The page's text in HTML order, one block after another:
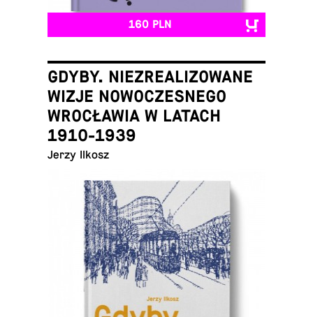
160 PLN
GDYBY. NIEZREALIZOWANE
WIZJE NOWOCZESNEGO
WROCŁAWIA W LATACH
1910-1939
Jerzy Ilkosz